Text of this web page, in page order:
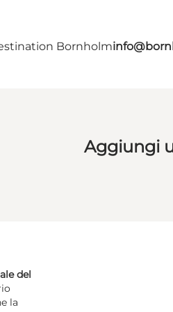
Bornholm
Aggiungi
del
la